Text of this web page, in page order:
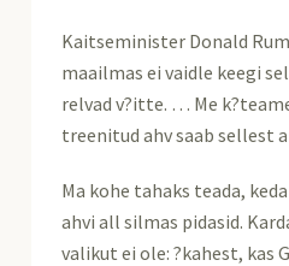
Kaitseminister Donald
maailmas ei vaidle keegi
relvad v?itte. … Me
treenitud ahv saab sellest
Ma kohe tahaks teada,
ahvi all silmas pidasid.
valikut ei ole: ?kahest, kas